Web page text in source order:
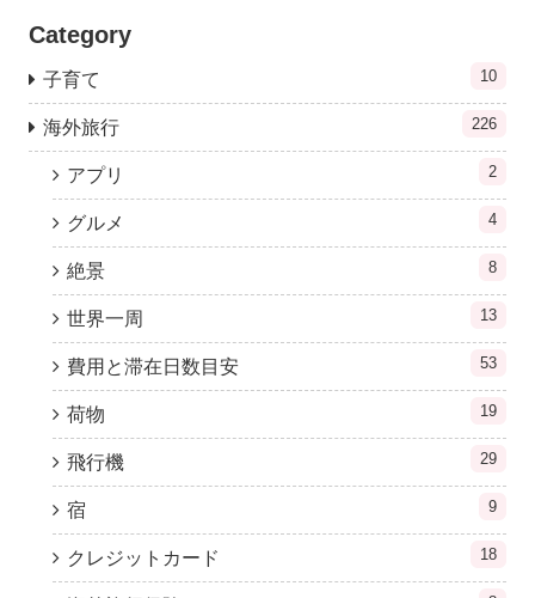
Category
子育て 10
海外旅行 226
アプリ 2
グルメ 4
絶景 8
世界一周 13
費用と滞在日数目安 53
荷物 19
飛行機 29
宿 9
クレジットカード 18